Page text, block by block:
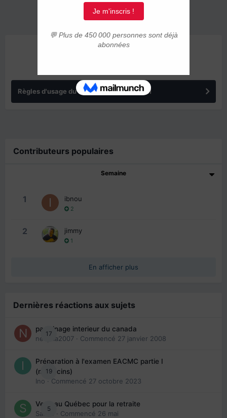
Règles d'usage du forum IMMIGRER.COM
Contributeurs populaires
Semaine
1 ibnou
2
2 jimmy
1
En afficher plus
Dernières réactions aux sujets
17
parrainage interieur du canada
nedjma2007 · Commencé 27 janvier 2008
19
Préparation à l'examen EACMC partie I
(médecins)
Ino · Commencé 27 octobre 2023
5
Venir au Québec pour la retraite
Sab74
· Commencé 26 mai